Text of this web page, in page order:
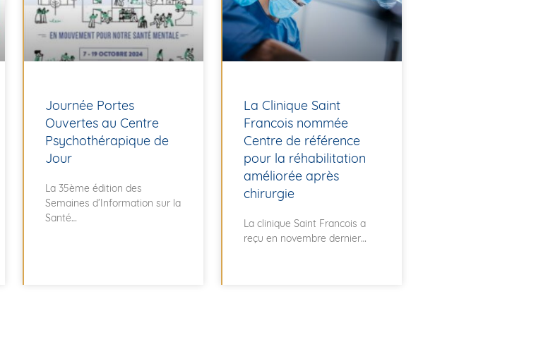
Journée Portes
Ouvertes au Centre
Psychothérapique de
Jour
La 35ème édition des
Semaines d’Information sur la
Santé
La Clinique Saint
Francois nommée
Centre de référence
pour la réhabilitation
améliorée après
chirurgie
La clinique Saint Francois a
reçu en novembre dernier